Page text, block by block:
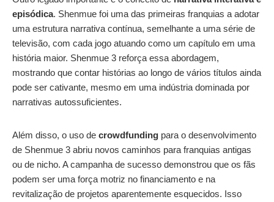
episódica. Shenmue foi uma das primeiras franquias a adotar
uma estrutura narrativa contínua, semelhante a uma série de
televisão, com cada jogo atuando como um capítulo em uma
história maior. Shenmue 3 reforça essa abordagem,
mostrando que contar histórias ao longo de vários títulos ainda
pode ser cativante, mesmo em uma indústria dominada por
narrativas autossuficientes.
Além disso, o uso de crowdfunding para o desenvolvimento
de Shenmue 3 abriu novos caminhos para franquias antigas
ou de nicho. A campanha de sucesso demonstrou que os fãs
podem ser uma força motriz no financiamento e na
revitalização de projetos aparentemente esquecidos. Isso